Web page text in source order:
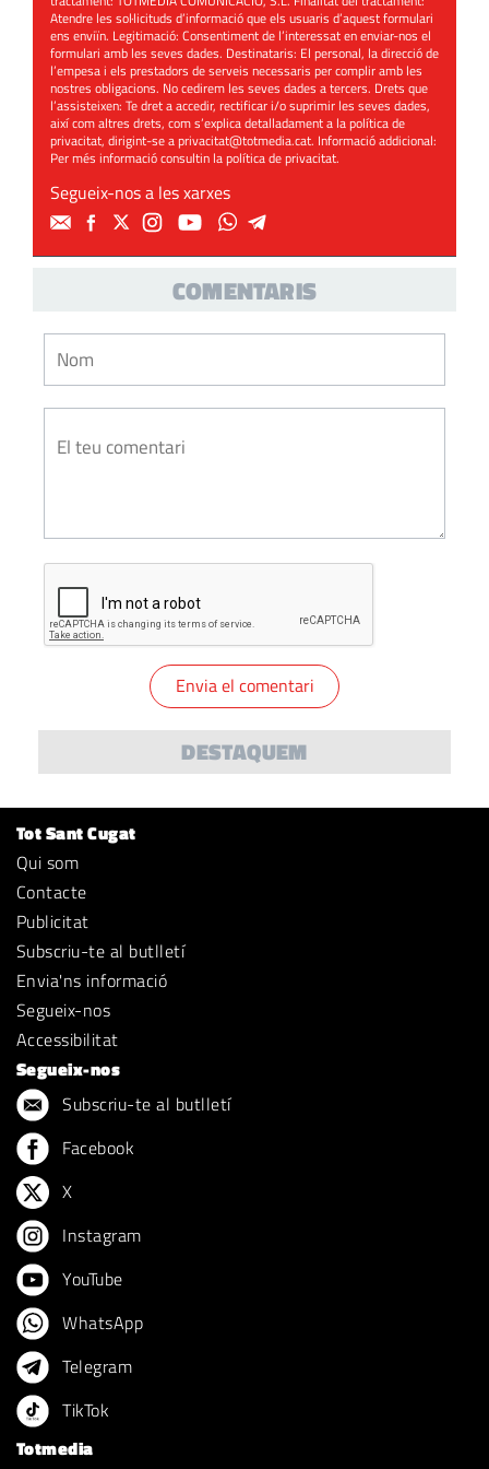
Atendre les sol·licituds d’informació que els usuaris d’aquest formulari
ens enviïn. Legitimació: Consentiment de l’interessat en enviar-nos el
formulari amb les seves dades. Destinataris: El personal, la direcció de
l’empesa i els prestadors de serveis necessaris per complir amb les
nostres obligacions. No cedirem les seves dades a tercers. Drets que
l’assisteixen: Te dret a accedir, rectificar i/o suprimir les seves dades,
així com altres drets, com s’explica detalladament a la política de
privacitat, dirigint-se aprivacitat@totmedia.cat. Informació addicional:
Per més informació consultin lapolítica de privacitat.
Segueix-nos a les xarxes
COMENTARIS
DESTAQUEM
Tot Sant Cugat
Qui som
Contacte
Publicitat
Subscriu-te al butlletí
Envia'ns informació
Segueix-nos
Accessibilitat
Segueix-nos
Subscriu-te al butlletí
Facebook
X
Instagram
YouTube
WhatsApp
Telegram
TikTok
Totmedia